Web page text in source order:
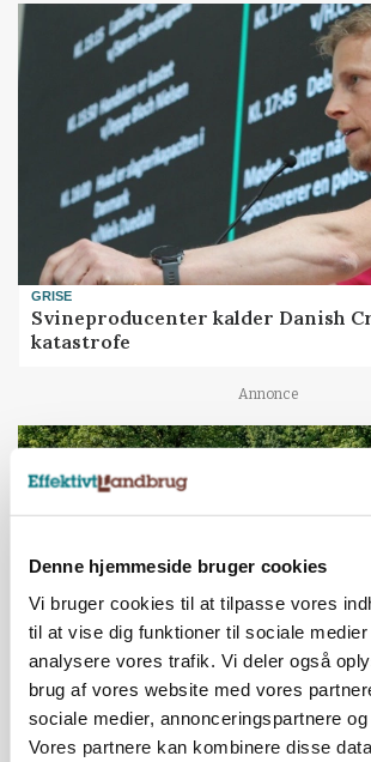
Denne hjemmeside bruger cookies
Vi bruger cookies til at tilpasse vores
til at vise dig funktioner til sociale
analysere vores trafik. Vi deler også
brug af vores website med vores
sociale medier, annonceringspartnere
Vores partnere kan kombinere disse
GRISE
Svineproducenter kalder Danish
katastrofe
Annonce
MASKINER
Forserie til selvkørende